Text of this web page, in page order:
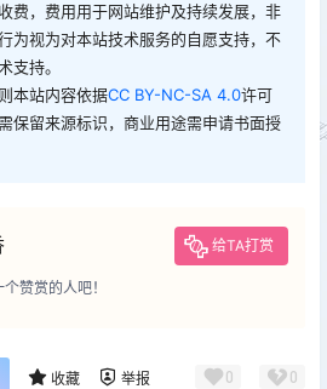
费，费用用于网站维护及持续发展，非
为视为对本站技术服务的自愿支持，不
支持。
本站内容依据CC BY-NC-SA 4.0许可
保留来源标识，商业用途需申请书面授
给TA打赏
赞赏的人吧！
收藏 举报 0 0